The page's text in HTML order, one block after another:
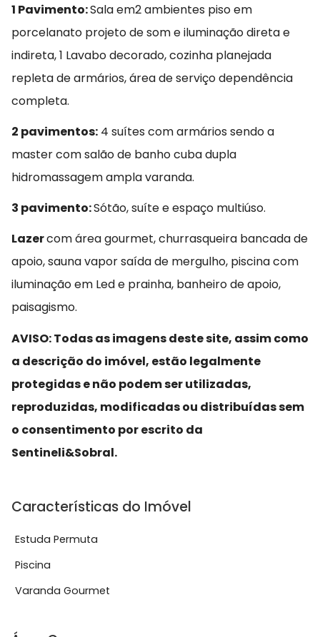
1 Pavimento:Sala em2 ambientes piso em
porcelanato projeto de som e iluminação direta e
indireta, 1 Lavabo decorado, cozinha planejada
repleta de armários, área de serviço dependência
completa.
2 pavimentos: 4 suítes com armários sendo a
master com salão de banho cuba dupla
hidromassagem ampla varanda.
3 pavimento:Sótão, suíte e espaço multiúso.
Lazercom área gourmet, churrasqueira bancada de
apoio, sauna vapor saída de mergulho, piscina com
iluminação em Led e prainha, banheiro de apoio,
paisagismo.
AVISO: Todas as imagens deste site, assim como
a descrição do imóvel, estão legalmente
protegidas e não podem ser utilizadas,
reproduzidas, modificadas ou distribuídas sem
o consentimento por escrito da
Sentineli&Sobral.
Características do Imóvel
Estuda Permuta
Piscina
Varanda Gourmet